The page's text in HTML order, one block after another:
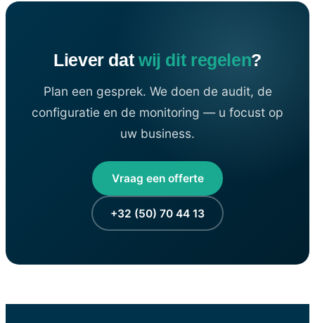
Liever dat wij dit regelen?
Plan een gesprek. We doen de audit, de
configuratie en de monitoring — u focust op
uw business.
Vraag een offerte
+32 (50) 70 44 13